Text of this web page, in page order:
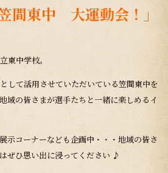
間東中 大運動会！」
東中学校。
して活用させていただいている笠間東中を
域の皆さまが選手たちと一緒に楽しめるイ
示コーナーなども企画中・・・地域の皆さ
ぜひ思い出に浸ってください ♪